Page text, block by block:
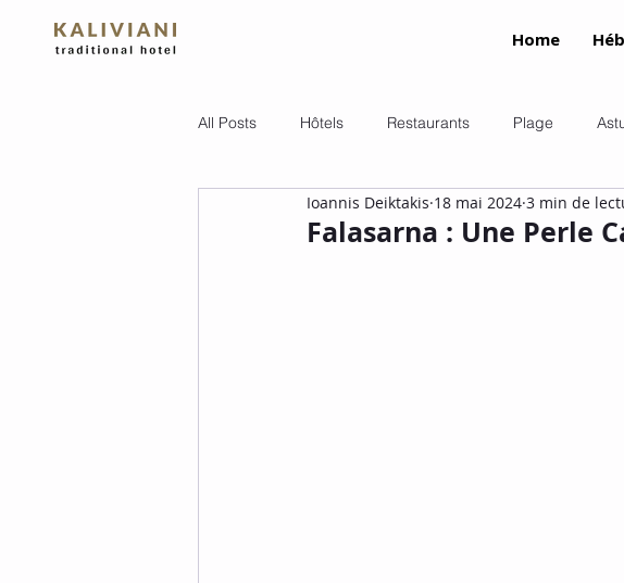
Home
All Posts Hôtels Restaurants Plage
Falasarna : Une Perle
Ioannis Deiktakis 18 mai 2024 3 min de